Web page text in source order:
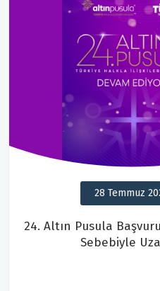
28 Temmuz
24. Altın Pusula
Sebebiyle